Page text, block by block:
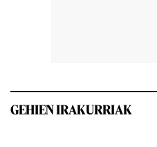
GEHIEN IRAKURRIAK